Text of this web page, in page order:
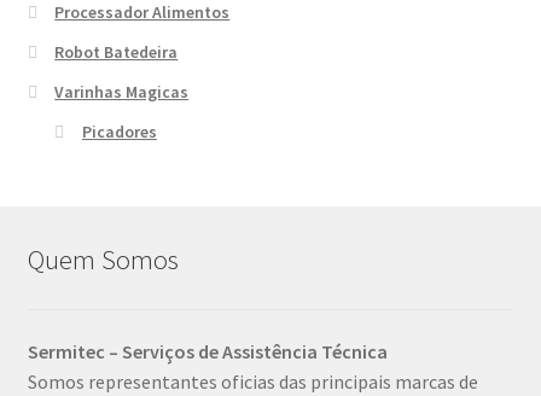
Processador Alimentos
Robot Batedeira
Varinhas Magicas
Picadores
Quem Somos
Sermitec – Serviços de Assistência Técnica
Somos representantes oficias das principais marcas de